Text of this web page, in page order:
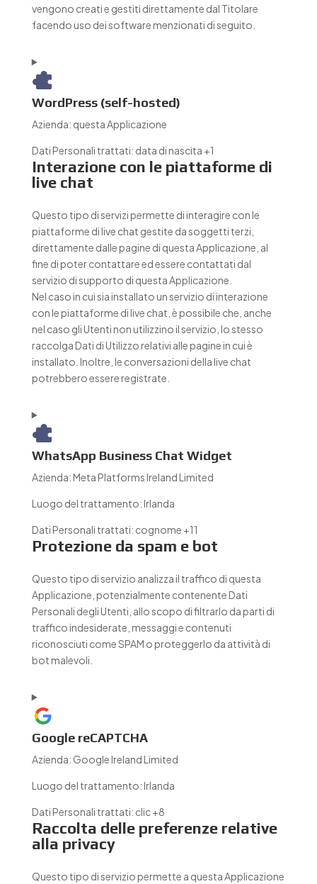
vengono creati e gestiti direttamente dal Titolare
facendo uso dei software menzionati di seguito.
WordPress (self-hosted)
Azienda: questa Applicazione
Dati Personali trattati: data di nascita +1
Interazione con le piattaforme di
live chat
Questo tipo di servizi permette di interagire con le
piattaforme di live chat gestite da soggetti terzi,
direttamente dalle pagine di questa Applicazione, al
fine di poter contattare ed essere contattati dal
servizio di supporto di questa Applicazione.
Nel caso in cui sia installato un servizio di interazione
con le piattaforme di live chat, è possibile che, anche
nel caso gli Utenti non utilizzino il servizio, lo stesso
raccolga Dati di Utilizzo relativi alle pagine in cui è
installato. Inoltre, le conversazioni della live chat
potrebbero essere registrate.
WhatsApp Business Chat Widget
Azienda:Meta Platforms Ireland Limited
Luogo del trattamento:Irlanda
Dati Personali trattati: cognome +11
Protezione da spam e bot
Questo tipo di servizio analizza il traffico di questa
Applicazione, potenzialmente contenente Dati
Personali degli Utenti, allo scopo di filtrarlo da parti di
traffico indesiderate, messaggi e contenuti
riconosciuti come SPAM o proteggerlo da attività di
bot malevoli.
Google reCAPTCHA
Azienda: Google Ireland Limited
Luogo del trattamento:Irlanda
Dati Personali trattati: clic +8
Raccolta delle preferenze relative
alla privacy
Questo tipo di servizio permette a questa Applicazione